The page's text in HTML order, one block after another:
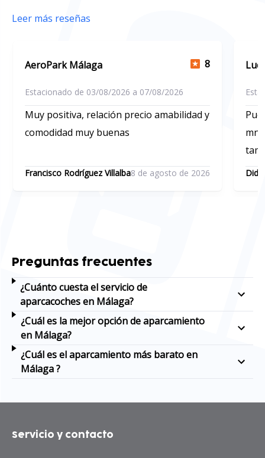
Leer más reseñas
AeroPark Málaga 8
Estacionado de 03/08/2026 a 07/08/2026
Muy positiva, relación precio amabilidad y
comodidad muy buenas
Francisco Rodríguez Villalba8 de agosto de 2026
mn
Preguntas frecuentes
¿Cuánto cuesta el servicio de
aparcacoches en Málaga?
¿Cuál es la mejor opción de aparcamiento
en Málaga?
¿Cuál es el aparcamiento más barato en
Málaga ?
Servicio y contacto